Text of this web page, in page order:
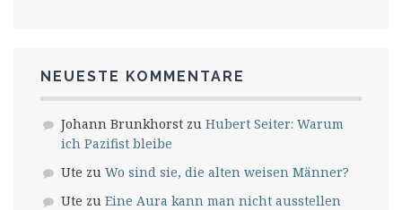
NEUESTE KOMMENTARE
Johann Brunkhorst zu Hubert Seiter: Warum
ich Pazifist bleibe
Ute zu Wo sind sie, die alten weisen Männer?
Ute zu Eine Aura kann man nicht ausstellen